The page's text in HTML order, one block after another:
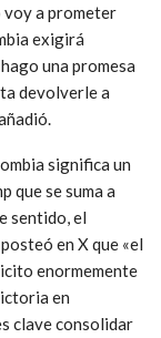
voy a prometer
exigirá
una promesa
devolverle a
significa un
que se suma a
sentido, el
en X que «el
enormemente
en
clave consolidar